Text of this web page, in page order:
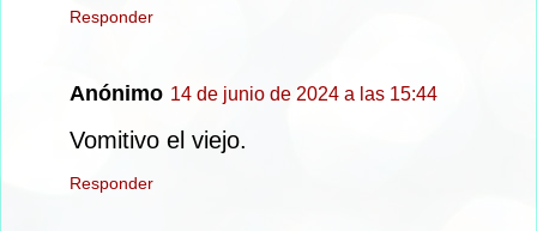
Responder
Anónimo 14 de junio de 2024 a las 15:44
Vomitivo el viejo.
Responder